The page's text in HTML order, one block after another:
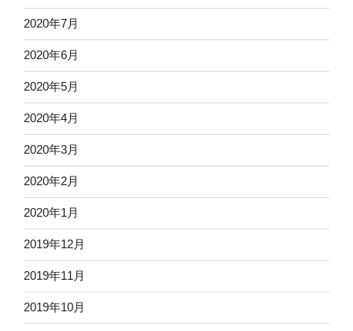
2020年7月
2020年6月
2020年5月
2020年4月
2020年3月
2020年2月
2020年1月
2019年12月
2019年11月
2019年10月